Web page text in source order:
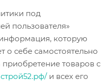
под
пользователя»
которую
о себе самостоятельно
товаров с
и всех его